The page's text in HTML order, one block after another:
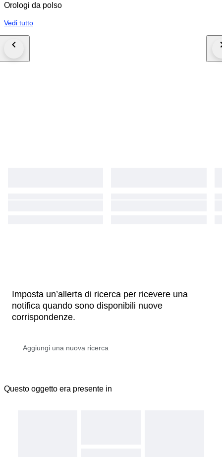
Orologi da polso
Vedi tutto
Imposta un’allerta di ricerca per ricevere una
notifica quando sono disponibili nuove
corrispondenze.
Questo oggetto era presente in